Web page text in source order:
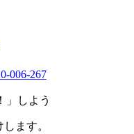
006-267
」しよう
ます。